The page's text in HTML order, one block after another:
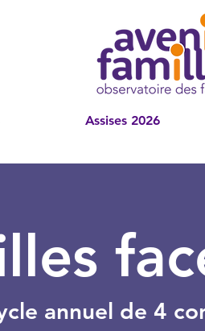
Assises 2026
annuel de 4